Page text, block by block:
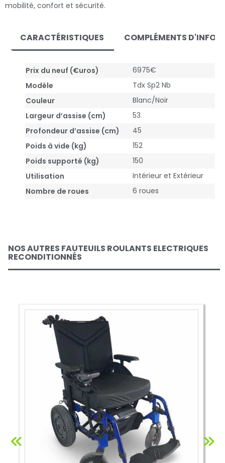
mobilité, confort et sécurité.
CARACTÉRISTIQUES COMPLÉMENTS
Prix du neuf (€uros)
6975€
Modèle
Tdx Sp2 Nb
Couleur
Blanc/Noir
Largeur d’assise (cm)
53
Profondeur d’assise (cm)
45
Poids à vide (kg)
152
Poids supporté (kg)
150
Utilisation
Intérieur et Extérieur
Nombre de roues
6 roues
NOS AUTRES FAUTEUILS ROULANTS ELECTRIQUES
RECONDITIONNÉS